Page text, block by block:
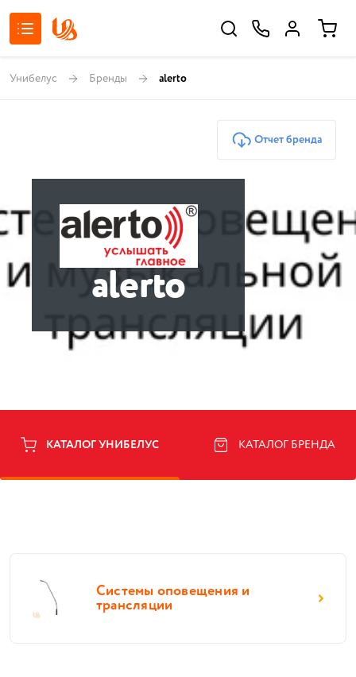
Унибелус Бренды alerto
Отчет бренда
alerto
КАТАЛОГ УНИБЕЛУС КАТАЛОГ БРЕНДА
Системы оповещения и
трансляции